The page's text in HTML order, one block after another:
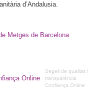
Segell de qualitat i
transparència
Confiança Online